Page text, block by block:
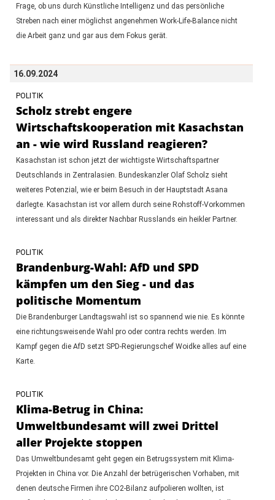
Frage, ob uns durch Künstliche Intelligenz und das persönliche
Streben nach einer möglichst angenehmen Work-Life-Balance nicht
die Arbeit ganz und gar aus dem Fokus gerät.
16.09.2024
POLITIK
Scholz strebt engere
Wirtschaftskooperation mit Kasachstan
an - wie wird Russland reagieren?
Kasachstan ist schon jetzt der wichtigste Wirtschaftspartner
Deutschlands in Zentralasien. Bundeskanzler Olaf Scholz sieht
weiteres Potenzial, wie er beim Besuch in der Hauptstadt Asana
darlegte. Kasachstan ist vor allem durch seine Rohstoff-Vorkommen
interessant und als direkter Nachbar Russlands ein heikler Partner.
POLITIK
Brandenburg-Wahl: AfD und SPD
kämpfen um den Sieg - und das
politische Momentum
Die Brandenburger Landtagswahl ist so spannend wie nie. Es könnte
eine richtungsweisende Wahl pro oder contra rechts werden. Im
Kampf gegen die AfD setzt SPD-Regierungschef Woidke alles auf eine
Karte.
POLITIK
Klima-Betrug in China:
Umweltbundesamt will zwei Drittel
aller Projekte stoppen
Das Umweltbundesamt geht gegen ein Betrugssystem mit Klima-
Projekten in China vor. Die Anzahl der betrügerischen Vorhaben, mit
denen deutsche Firmen ihre CO2-Bilanz aufpolieren wollten, ist